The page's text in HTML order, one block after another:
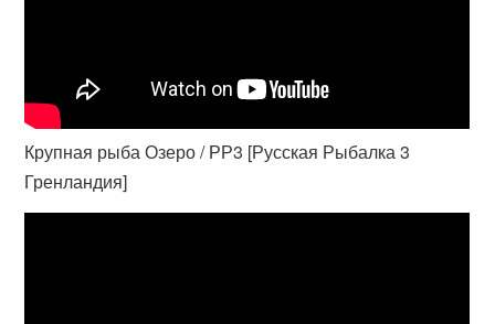
Крупная рыба Озеро / РР3 [Русская Рыбалка 3
Гренландия]